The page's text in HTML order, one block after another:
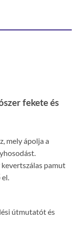
fekete és
mely ápolja a
pamut
útmutatót és